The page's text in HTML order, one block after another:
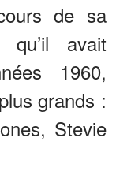
de sa
avait
1960,
grands :
Stevie